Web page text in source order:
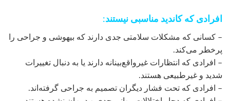
افرادی که کاندید مناسبی نیستند:
– کسانی که مشکلات سلامتی جدی دارند که بیهوشی و جراحی را
پرخطر می‌کند.
– افرادی که انتظارات غیرواقع‌بینانه دارند یا به دنبال تغییرات
شدید و غیرطبیعی هستند.
– افرادی که تحت فشار دیگران تصمیم به جراحی گرفته‌اند.